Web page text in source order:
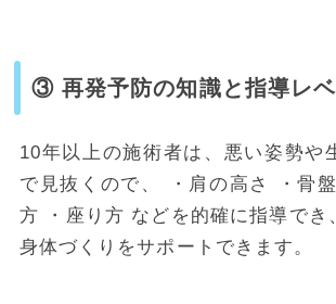
③ 再発予防の知識と指導レ
10年以上の施術者は、悪い姿勢や
で見抜くので、 ・肩の高さ ・骨
方 ・座り方 などを的確に指導でき
身体づくりをサポートできます。